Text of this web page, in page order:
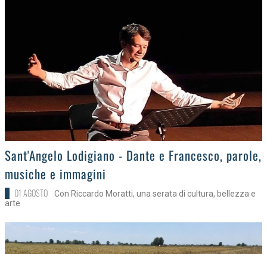
>
Sant'Angelo Lodigiano - Dante e Francesco, parole,
musiche e immagini
01 AGOSTO
Con Riccardo Moratti, una serata di cultura, bellezza e
arte